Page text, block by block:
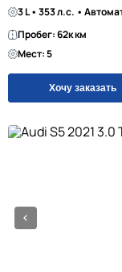
3 L • 353 л.с. •
Пробег: 62к км
Мест: 5
Хочу заказать